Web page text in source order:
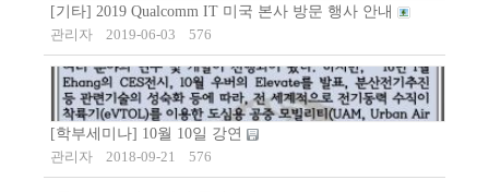
[기타] 2019 Qualcomm IT 미국 본사 방문 행사 안내
관리자
2019-06-03 576
[학부세미나] 10월 10일 강연
관리자
2018-09-21 576